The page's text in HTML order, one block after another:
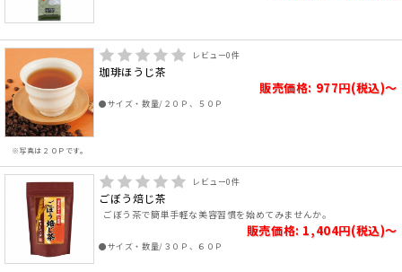
※写真は２０Ｐです。
レビュー0件
珈琲ほうじ茶
販売価格: 977円(税込)～
●サイズ・数量/２０Ｐ、５０Ｐ
レビュー0件
ごぼう焙じ茶
ごぼう茶で簡単手軽な美容習慣を始めてみませんか。
販売価格: 1,404円(税込)～
●サイズ・数量/３０Ｐ、６０Ｐ